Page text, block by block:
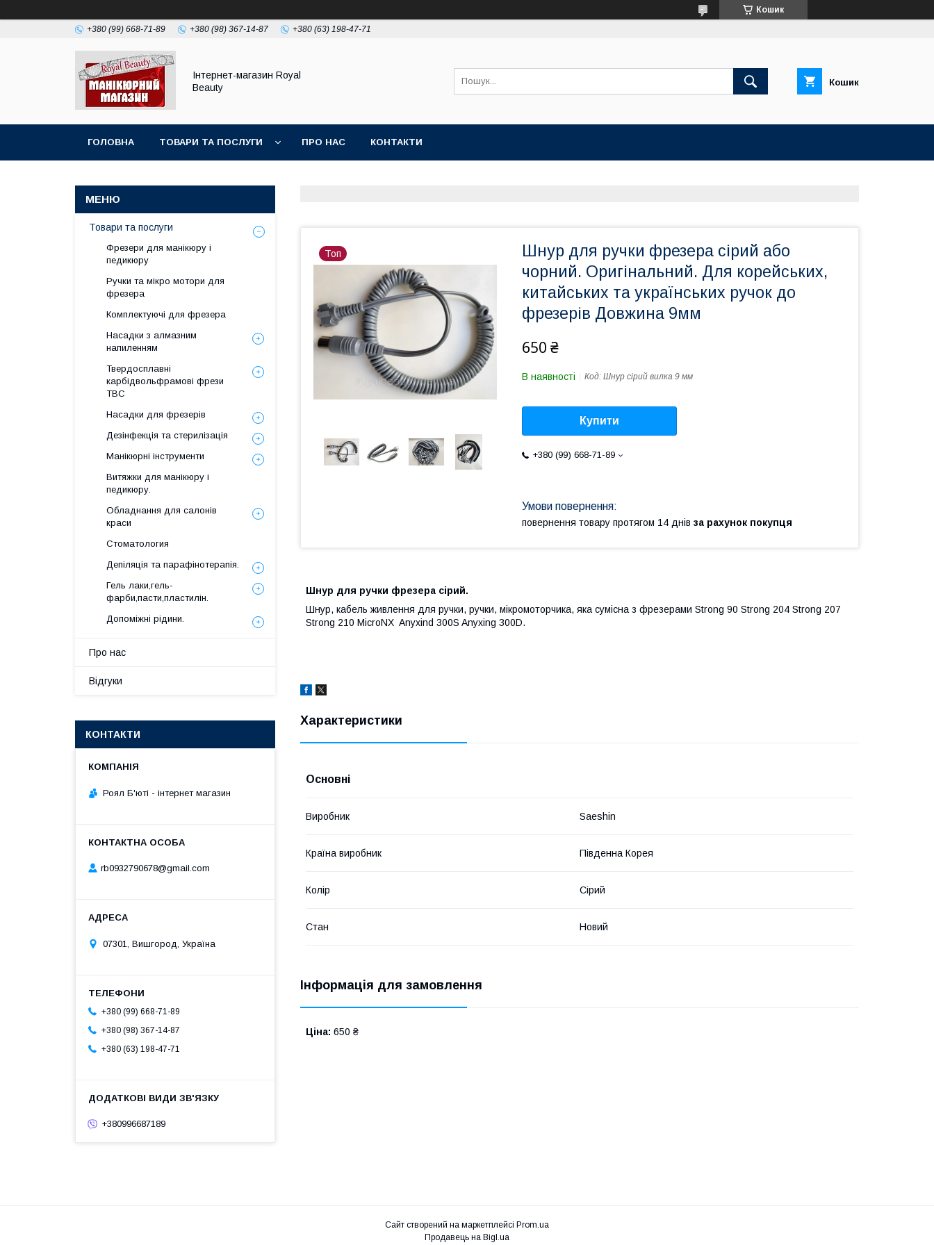
Кошик
+380 (99) 668-71-89 +380 (98) 367-14-87 +380 (63) 198-47-71
Інтернет-магазин Royal
Beauty
Кошик
ГОЛОВНА ТОВАРИ ТА ПОСЛУГИ ПРО НАС КОНТАКТИ
Топ
Шнур для ручки фрезера сірий або
чорний. Оригінальний. Для корейських,
китайських та українських ручок до
фрезерів Довжина 9мм
650 ₴
В наявності Код: Шнур сірий вилка 9 мм
Купити
+380 (99) 668-71-89
повернення товару протягом 14 днів за рахунок покупця
Шнур для ручки фрезера сірий.
Шнур, кабель живлення для ручки, ручки, мікромоторчика, яка сумісна з фрезерами Strong 90 Strong 204 Strong 207
Strong 210 MicroNX Anyxind 300S Anyxing 300D.
Характеристики
Основні
Виробник Saeshin
Країна виробник Південна Корея
Колір Сірий
Стан Новий
Інформація для замовлення
Ціна: 650 ₴
Товари та послуги
Фрезери для манікюру і
педикюру
Ручки та мікро мотори для
фрезера
Комплектуючі для фрезера
Насадки з алмазним
напиленням
Твердосплавні
карбідвольфрамові фрези
ТВС
Насадки для фрезерів
Дезінфекція та стерилізація
Манікюрні інструменти
Витяжки для манікюру і
педикюру.
Обладнання для салонів
краси
Стоматология
Депіляція та парафінотерапія.
Гель лаки,гель-
фарби,пасти,пластилін.
Допоміжні рідини.
Про нас
Відгуки
КОНТАКТИ
Роял Б'юті - інтернет магазин
rb0932790678@gmail.com
07301, Вишгород, Україна
+380 (99) 668-71-89
+380 (98) 367-14-87
+380 (63) 198-47-71
+380996687189
Сайт створений на маркетплейсі Prom.ua
Продавець на Bigl.ua